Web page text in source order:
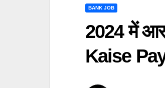
BANK JOB
2024 में
Kaise